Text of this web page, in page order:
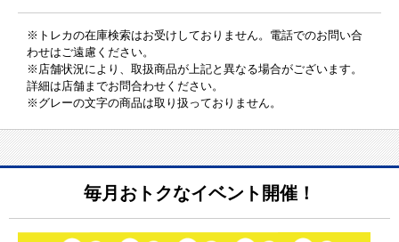
※トレカの在庫検索はお受けしておりません。電話でのお問い合
わせはご遠慮ください。
※店舗状況により、取扱商品が上記と異なる場合がございます。
詳細は店舗までお問合わせください。
※グレーの文字の商品は取り扱っておりません。
毎月おトクなイベント開催！